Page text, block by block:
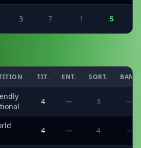
3 7 1 5
TIT. ENT. SORT. BANC
4 — 3 —
4 — 4 —